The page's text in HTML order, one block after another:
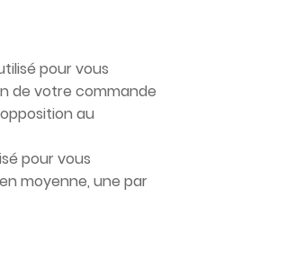
pour vous
de votre commande
au
pour vous
moyenne, une par